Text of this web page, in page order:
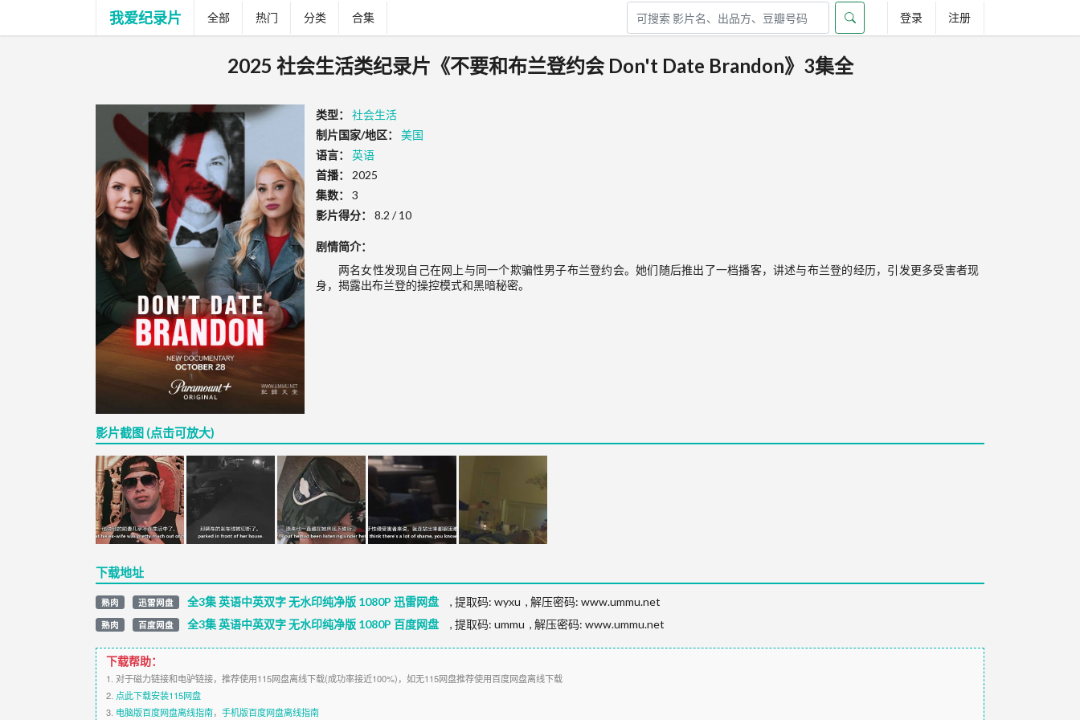
我爱纪录片 全部 热门 分类 合集 登录 注册
2025 社会生活类纪录片《不要和布兰登约会 Don't Date Brandon》3集全
类型：
社会生活
制片国家/地区：
美国
语言：
英语
首播：
2025
集数：
3
影片得分：
8.2 / 10
剧情简介：
两名女性发现自己在网上与同一个欺骗性男子布兰登约会。她们随后推出了一档播客，讲述与布兰登的经历，引发更多受害者现
身，揭露出布兰登的操控模式和黑暗秘密。
影片截图 (点击可放大)
下载地址
熟肉 迅雷网盘 全3集 英语中英双字 无水印纯净版 1080P 迅雷网盘 ,提取码:wyxu , 解压密码: www.ummu.net
熟肉 百度网盘 全3集 英语中英双字 无水印纯净版 1080P 百度网盘 ,提取码:ummu , 解压密码: www.ummu.net
下载帮助：
1. 对于磁力链接和电驴链接，推荐使用115网盘离线下载(成功率接近100%)，如无115网盘推荐使用百度网盘离线下载
2. 点此下载安装115网盘
3. 电脑版百度网盘离线指南， 手机版百度网盘离线指南